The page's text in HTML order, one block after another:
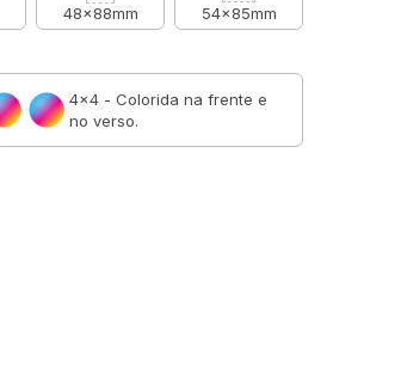
48x88mm 54x85mm
4×4 - Colorida na frente e
no verso.